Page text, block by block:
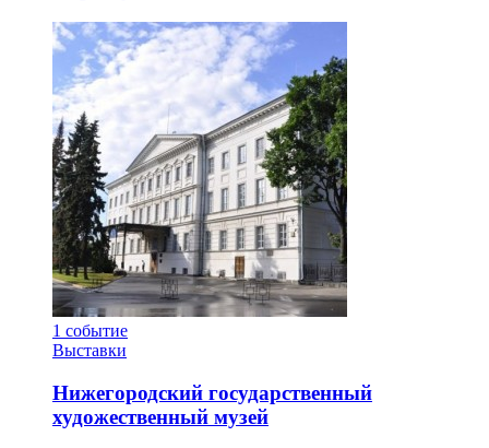
1 событие
Выставки
Нижегородский государственный
художественный музей